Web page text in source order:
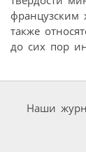
французским
также
до сих пор
Наши